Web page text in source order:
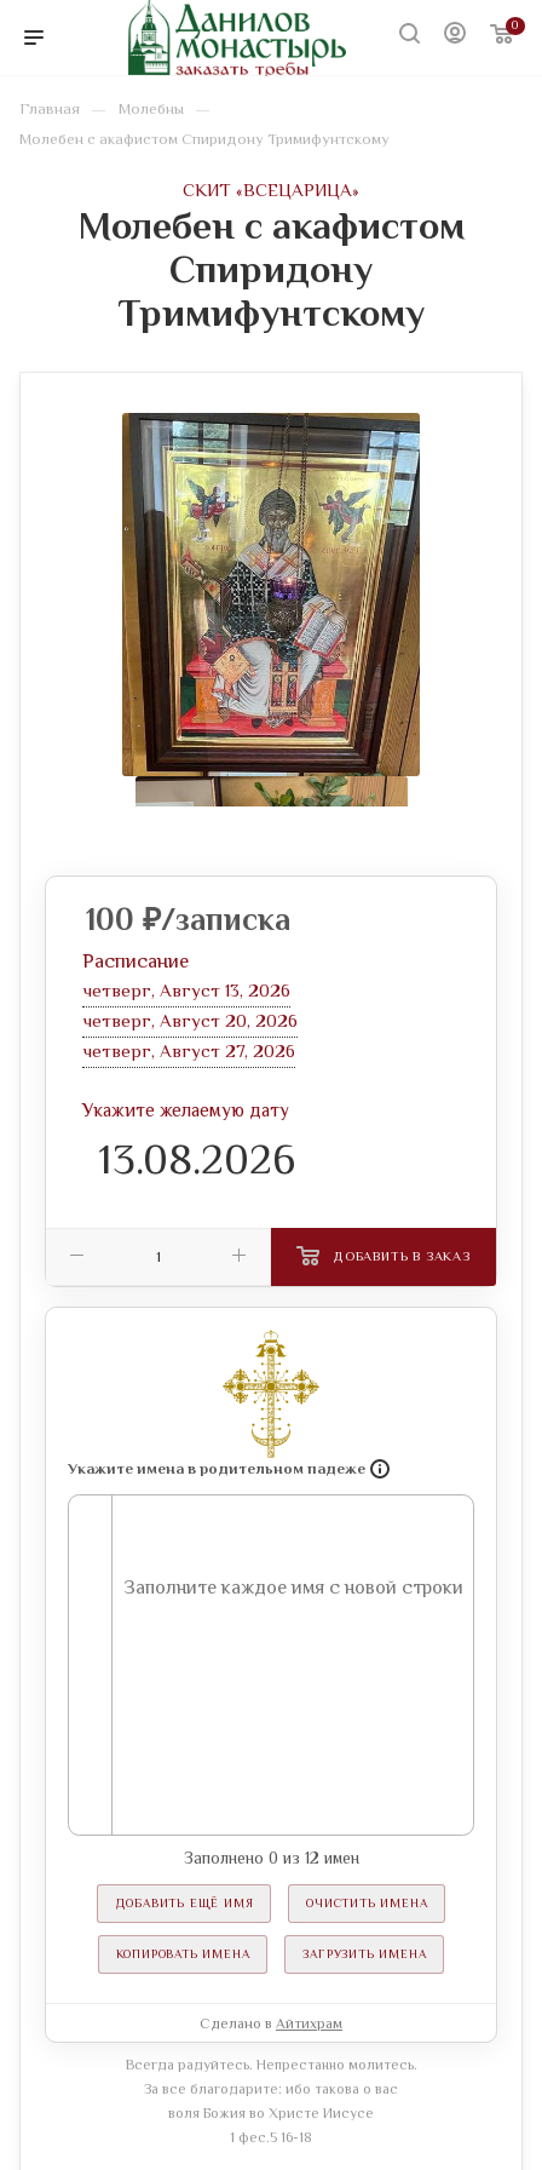
0
Главная — Молебны —
Молебен с акафистом Спиридону Тримифунтскому
CКИТ «ВСЕЦАРИЦА»
Молебен с акафистом
Спиридону
Тримифунтскому
Укажите имена в родительном падеже
Заполнено 0 из 12 имен
ДОБАВИТЬ ЕЩЁ ИМЯ ОЧИСТИТЬ ИМЕНА
КОПИРОВАТЬ ИМЕНА ЗАГРУЗИТЬ ИМЕНА
Сделано в Айтихрам
Всегда радуйтесь. Непрестанно молитесь.
За все благодарите: ибо такова о вас
воля Божия во Христе Иисусе
1 фес.5 16-18
100 ₽/записка
Расписание
четверг, Август 13, 2026
четверг, Август 20, 2026
четверг, Август 27, 2026
Укажите желаемую дату
ДОБАВИТЬ В ЗАКАЗ